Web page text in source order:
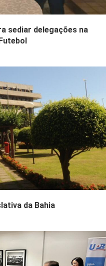
sediar delegações na
da Bahia